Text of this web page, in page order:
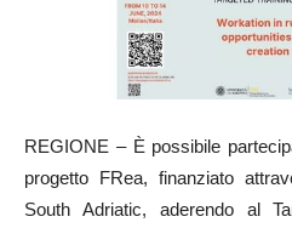
REGIONE – È possibile
progetto FRea, finanziato
South Adriatic, aderendo al